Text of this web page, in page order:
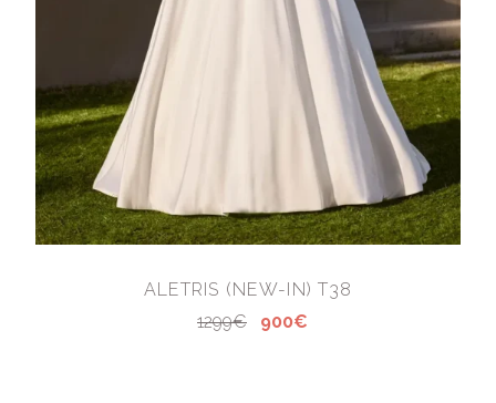
ALETRIS (NEW-IN) T38
1299€
900€